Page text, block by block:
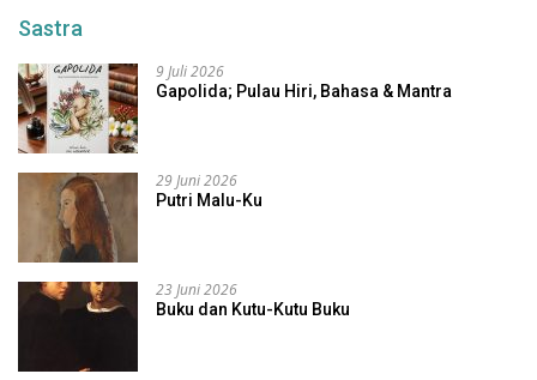
Sastra
9 Juli 2026
Gapolida; Pulau Hiri, Bahasa & Mantra
29 Juni 2026
Putri Malu-Ku
23 Juni 2026
Buku dan Kutu-Kutu Buku